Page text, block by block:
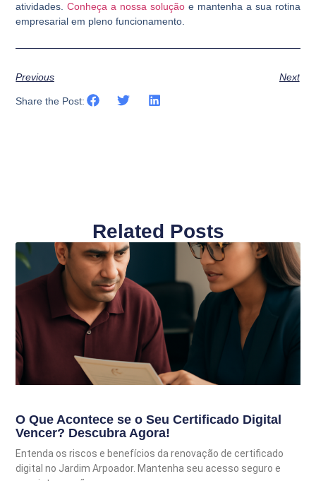
atividades.Conheça a nossa solução e mantenha a sua rotina
empresarial em pleno funcionamento.
Previous Next
Share the Post:
Related Posts
O Que Acontece se o Seu Certificado Digital
Vencer? Descubra Agora!
Entenda os riscos e benefícios da renovação de certificado
digital no Jardim Arpoador. Mantenha seu acesso seguro e